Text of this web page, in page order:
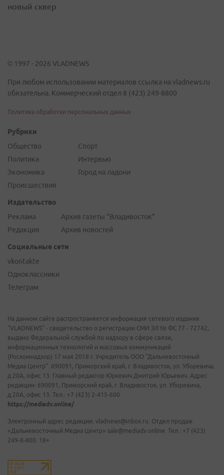
новый сквер
© 1997 - 2026 VLADNEWS
При любом использовании материалов ссылка на vladnews.ru
обязательна. Коммерческий отдел 8 (423) 249-8800
Политика обработки персональных данных
Рубрики
Общество
Политика
Экономика
Происшествия
Спорт
Интервью
Город на ладони
Издательство
Реклама
Редакция
Архив газеты "Владивосток"
Архив новостей
Социальные сети
vkontakte
Одноклассники
Телеграм
На данном сайте распространяется информация сетевого издания
"VLADNEWS" - свидетельство о регистрации СМИ ЭЛ № ФС 77 - 72742,
выдано Федеральной службой по надзору в сфере связи,
информационных технологий и массовых коммуникаций
(Роскомнадзор) 17 мая 2018 г. Учредитель ООО "Дальневосточный
Медиа Центр". 690091, Приморский край, г. Владивосток, ул. Уборевича,
д.20А, офис 13. Главный редактор Юркевич Дмитрий Юрьевич. Адрес
редакции: 690091, Приморский край, г. Владивосток, ул. Уборевича,
д.20А, офис 13. Тел.: +7 (423) 2-415-600.
https://mediadv.online/
Электронный адрес редакции: vladnews@inbox.ru. Отдел продаж
«Дальневосточный Медиа Центр» sale@mediadv.online. Тел.: +7 (423)
249-8-800. 18+